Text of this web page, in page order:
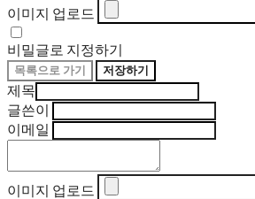
이미지 업로드
비밀글로 지정하기
목록으로 가기 저장하기
제목
글쓴이
이메일
이미지 업로드